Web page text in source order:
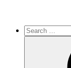
Search
for: